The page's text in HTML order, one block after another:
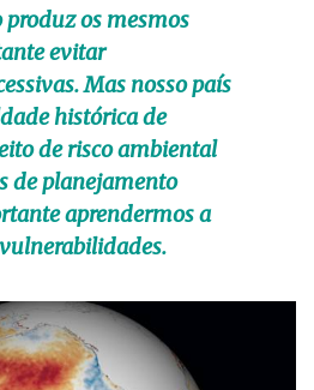
os mesmos
evitar
Mas nosso país
histórica de
de risco ambiental
de planejamento
aprendermos a